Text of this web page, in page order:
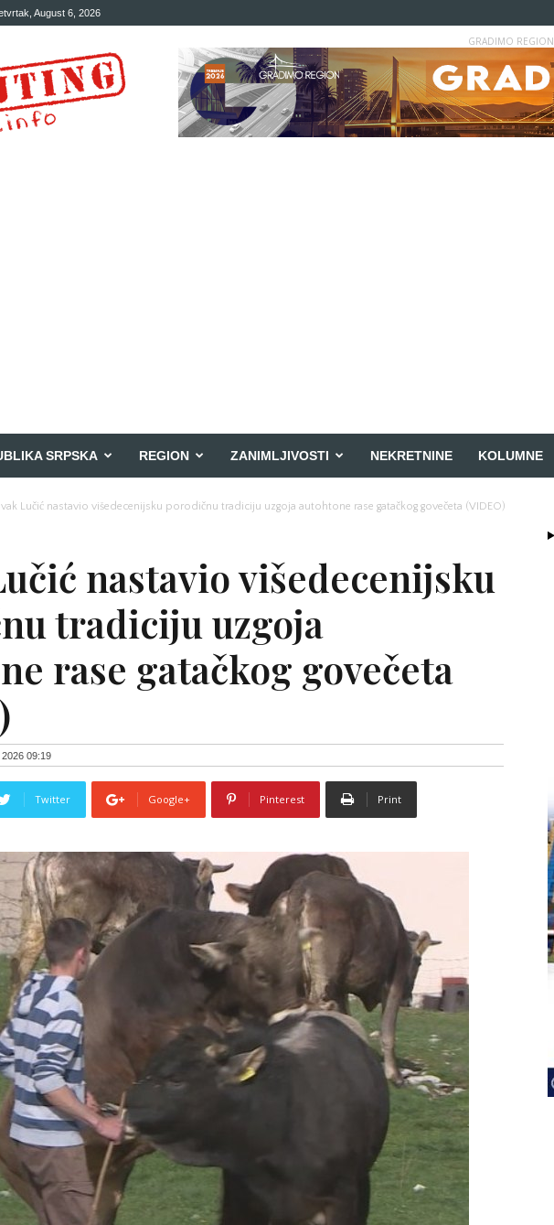
August 6, 2026
GRADIMO REGION
SRPSKA REGION ZANIMLJIVOSTI NEKRETNINE KOLUMNE
Lučić nastavio višedecenijsku porodičnu tradiciju uzgoja autohtone rase gatačkog govečeta (VIDEO)
nastavio višedecenijsku
tradiciju uzgoja
rase gatačkog govečeta
2026 09:19
Twitter Google+ Pinterest Print